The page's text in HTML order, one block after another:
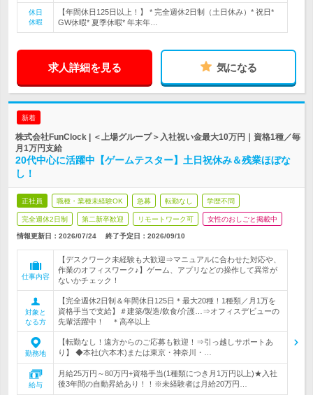
休日
休暇
【年間休日125日以上！】 * 完全週休2日制（土日休み）* 祝日*
GW休暇* 夏季休暇* 年末年…
求人詳細を見る 気になる
新着
株式会社FunClock | ＜上場グループ＞入社祝い金最大10万円｜資格1種／毎
月1万円支給
20代中心に活躍中【ゲームテスター】土日祝休み＆残業ほぼな
し！
正社員 職種・業種未経験OK 急募 転勤なし 学歴不問
完全週休2日制 第二新卒歓迎 リモートワーク可 女性のおしごと掲載中
情報更新日：2026/07/24 終了予定日： 2026/09/10
仕事内容
【デスクワーク未経験も大歓迎⇒マニュアルに合わせた対応や、
作業のオフィスワーク♪】ゲーム、アプリなどの操作して異常が
ないかチェック！
対象と
なる方
【完全週休2日制＆年間休日125日＊最大20種！1種類／月1万を
資格手当で支給】＃建築/製造/飲食/介護…⇒オフィスデビューの
先輩活躍中！ ＊高卒以上
勤務地
【転勤なし！遠方からのご応募も歓迎！⇒引っ越しサポートあ
り】 ◆本社(六本木)または東京・神奈川・…
給与
月給25万円～80万円+資格手当(1種類につき月1万円以上)★入社
後3年間の自動昇給あり！！※未経験者は月給20万円…